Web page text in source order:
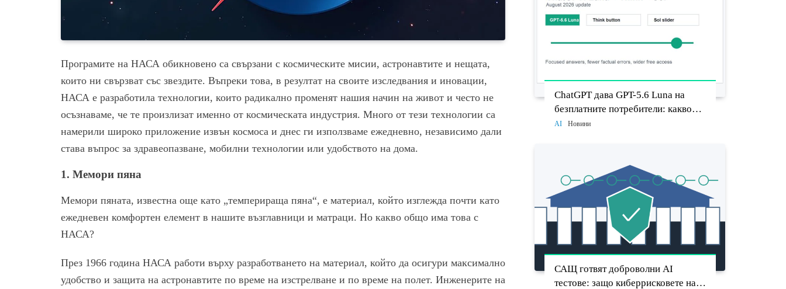
Програмите на НАСА обикновено са свързани с космическите мисии, астронавтите и нещата,
които ни свързват със звездите. Въпреки това, в резултат на своите изследвания и иновации,
НАСА е разработила технологии, които радикално променят нашия начин на живот и често не
осъзнаваме, че те произлизат именно от космическата индустрия. Много от тези технологии са
намерили широко приложение извън космоса и днес ги използваме ежедневно, независимо дали
става въпрос за здравеопазване, мобилни технологии или удобството на дома.
1. Мемори пяна
Мемори пяната, известна още като „темперираща пяна“, е материал, който изглежда почти като
ежедневен комфортен елемент в нашите възглавници и матраци. Но какво общо има това с
НАСА?
През 1966 година НАСА работи върху разработването на материал, който да осигури максимално
удобство и защита на астронавтите по време на изстрелване и по време на полет. Инженерите на
ChatGPT дава GPT-5.6 Luna на
безплатните потребители: какво
променят Think бутонът и новият
AI Новини
САЩ готвят доброволни AI
тестове: защо киберрисковете на